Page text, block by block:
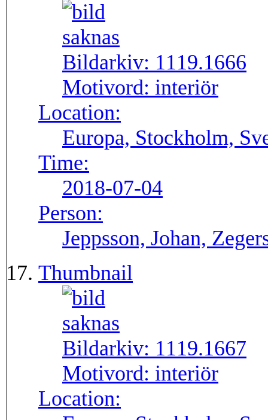
Bildarkiv: 1119.1666
Motivord: interiör
Location:
Europa, Stockholm,
Time:
2018-07-04
Person:
Jeppsson, Johan,
Thumbnail
Bildarkiv: 1119.1667
Motivord: interiör
Location: